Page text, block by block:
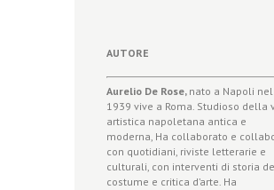
AUTORE
Aurelio De Rose, nato a Napoli nel
1939 vive a Roma. Studioso della
artistica napoletana antica e
moderna, Ha collaborato e
con quotidiani, riviste letterarie e
culturali, con interventi di storia
costume e critica d’arte. Ha